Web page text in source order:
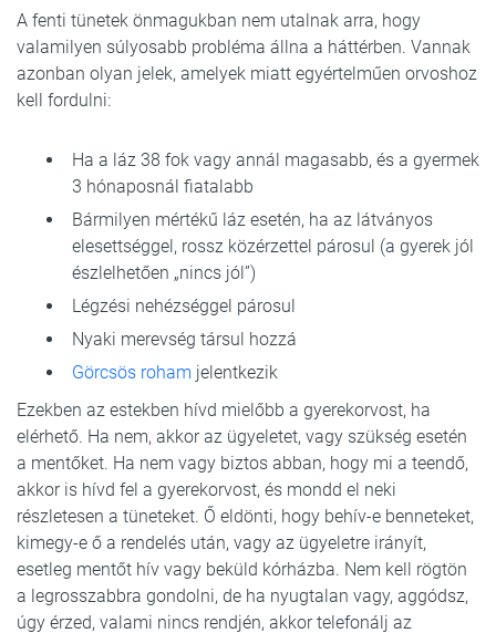
A fenti tünetek önmagukban nem utalnak arra, hogy
valamilyen súlyosabb probléma állna a háttérben. Vannak
azonban olyan jelek, amelyek miatt egyértelműen orvoshoz
kell fordulni:
Ha a láz 38 fok vagy annál magasabb, és a gyermek
3 hónaposnál fiatalabb
Bármilyen mértékű láz esetén, ha az látványos
elesettséggel, rossz közérzettel párosul (a gyerek jól
észlelhetően „nincs jól”)
Légzési nehézséggel párosul
Nyaki merevség társul hozzá
Görcsös roham jelentkezik
Ezekben az estekben hívd mielőbb a gyerekorvost, ha
elérhető. Ha nem, akkor az ügyeletet, vagy szükség esetén
a mentőket. Ha nem vagy biztos abban, hogy mi a teendő,
akkor is hívd fel a gyerekorvost, és mondd el neki
részletesen a tüneteket. Ő eldönti, hogy behív-e benneteket,
kimegy-e ő a rendelés után, vagy az ügyeletre irányít,
esetleg mentőt hív vagy beküld kórházba. Nem kell rögtön
a legrosszabbra gondolni, de ha nyugtalan vagy, aggódsz,
úgy érzed, valami nincs rendjén, akkor telefonálj az